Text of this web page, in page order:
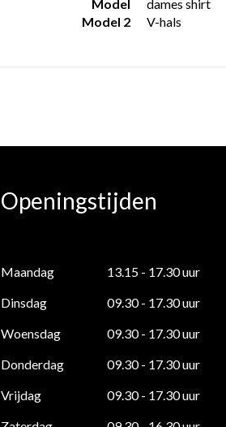
Model
dames shirt
Model 2
V-hals
Openingstijden
Maandag
13.15 - 17.30 uur
Dinsdag
09.30 - 17.30 uur
Woensdag
09.30 - 17.30 uur
Donderdag
09.30 - 17.30 uur
Vrijdag
09.30 - 17.30 uur